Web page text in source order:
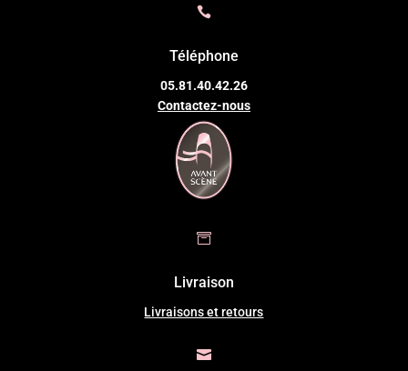

Téléphone
05.81.40.42.26
Contactez-nous

Livraison
Livraisons et retours
